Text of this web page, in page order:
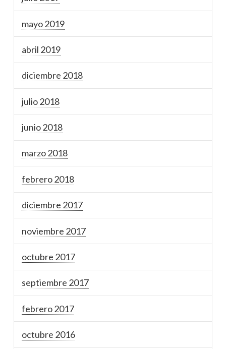
mayo 2019
abril 2019
diciembre 2018
julio 2018
junio 2018
marzo 2018
febrero 2018
diciembre 2017
noviembre 2017
octubre 2017
septiembre 2017
febrero 2017
octubre 2016